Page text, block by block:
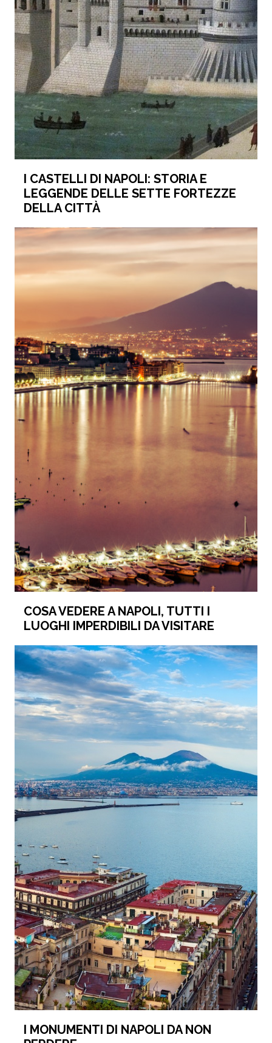
I CASTELLI DI NAPOLI: STORIA E
LEGGENDE DELLE SETTE FORTEZZE
DELLA CITTÀ
COSA VEDERE A NAPOLI, TUTTI I
LUOGHI IMPERDIBILI DA VISITARE
I MONUMENTI DI NAPOLI DA NON